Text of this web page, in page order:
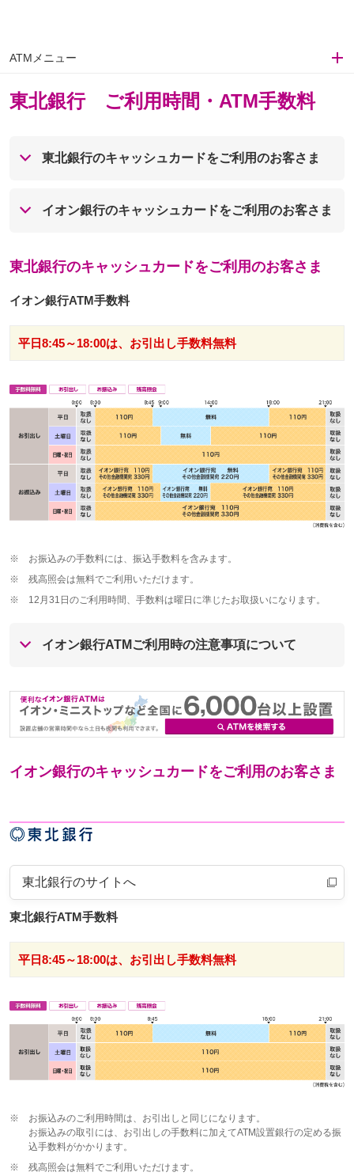
ATMメニュー
東北銀行 ご利用時間・ATM手数料
東北銀行のキャッシュカードをご利用のお客さま
イオン銀行のキャッシュカードをご利用のお客さま
東北銀行のキャッシュカードをご利用のお客さま
イオン銀行ATM手数料
平日8:45～18:00は、お引出し手数料無料
※
お振込みの手数料には、振込手数料を含みます。
※
残高照会は無料でご利用いただけます。
※
12月31日のご利用時間、手数料は曜日に準じたお取扱いになります。
イオン銀行ATMご利用時の注意事項について
イオン銀行のキャッシュカードをご利用のお客さま
東北銀行のサイトへ
東北銀行ATM手数料
平日8:45～18:00は、お引出し手数料無料
※
お振込みのご利用時間は、お引出しと同じになります。
お振込みの取引には、お引出しの手数料に加えてATM設置銀行の定める振
込手数料がかかります。
※
残高照会は無料でご利用いただけます。